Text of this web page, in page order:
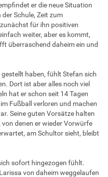
er die neue Situation
Schule, Zeit zum
für ihn positiven
weiter, aber es kommt,
überraschend daheim ein und
haben, fühlt Stefan sich
Dort ist aber alles noch viel
hat er schon seit 14 Tagen
Fußball verloren und machen
Seine guten Vorsätze halten
von denen er wieder Vorwürfe
am Schultor sieht, bleibt
sofort hingezogen fühlt.
von daheim weggelaufen